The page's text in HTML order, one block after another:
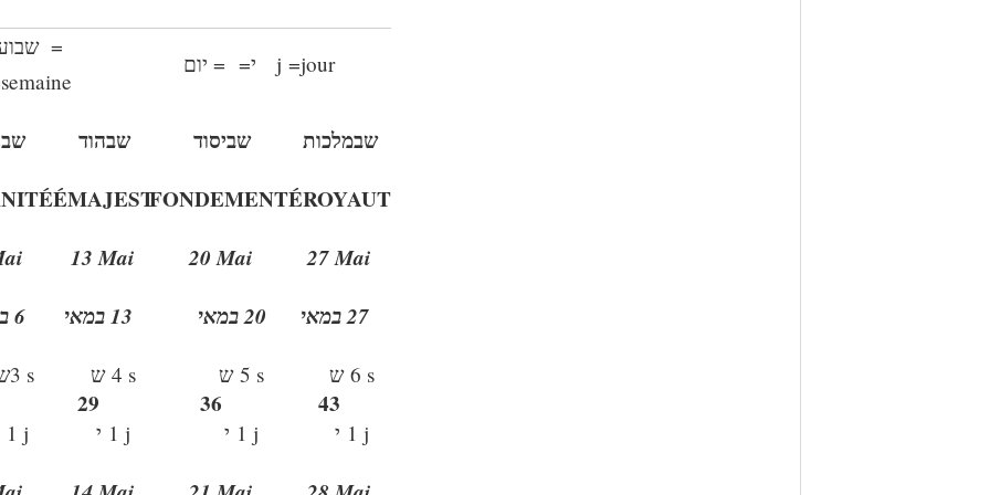
= יום =י j =jour
=
semaine
שבמלכות
ROYAUT
É
שביסוד
FONDEMENT
שבהוד
MAJEST
É
É
27 Mai
20 Mai
13 Mai
6 במאי
6 s ש
1 j י
43
5 s ש
1 j י
36
4 s ש
1 j י
29
3 s
1 j